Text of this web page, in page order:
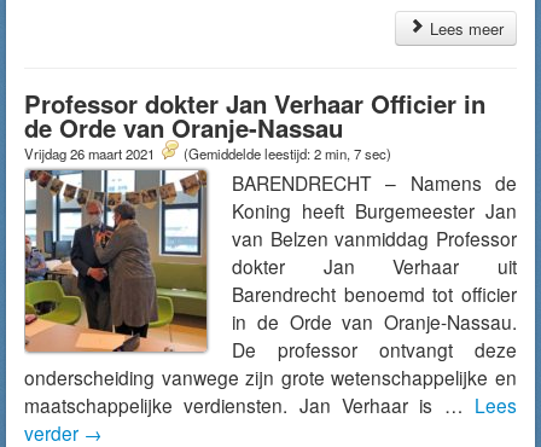
Lees meer
Professor dokter Jan Verhaar Officier in
de Orde van Oranje-Nassau
Vrijdag 26 maart 2021 (Gemiddelde leestijd: 2 min, 7 sec)
BARENDRECHT – Namens de
Koning heeft Burgemeester Jan
van Belzen vanmiddag Professor
dokter Jan Verhaar uit
Barendrecht benoemd tot officier
in de Orde van Oranje-Nassau.
De professor ontvangt deze
onderscheiding vanwege zijn grote wetenschappelijke en
maatschappelijke verdiensten. Jan Verhaar is … Lees
verder →